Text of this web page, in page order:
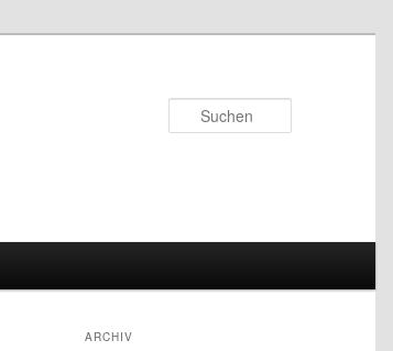
ARCHIV